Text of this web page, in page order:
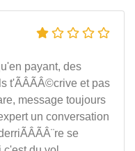
payant, des
et pas
message toujours
expert un conversation
se